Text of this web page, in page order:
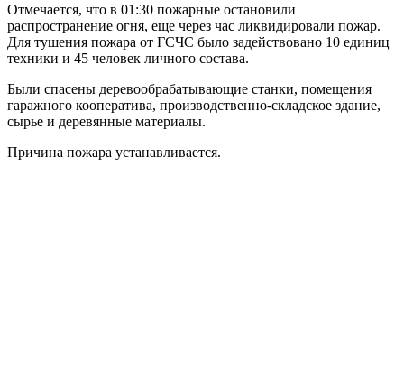
Отмечается, что в 01:30 пожарные остановили
распространение огня, еще через час ликвидировали пожар.
Для тушения пожара от ГСЧС было задействовано 10 единиц
техники и 45 человек личного состава.
Были спасены деревообрабатывающие станки, помещения
гаражного кооператива, производственно-складское здание,
сырье и деревянные материалы.
Причина пожара устанавливается.